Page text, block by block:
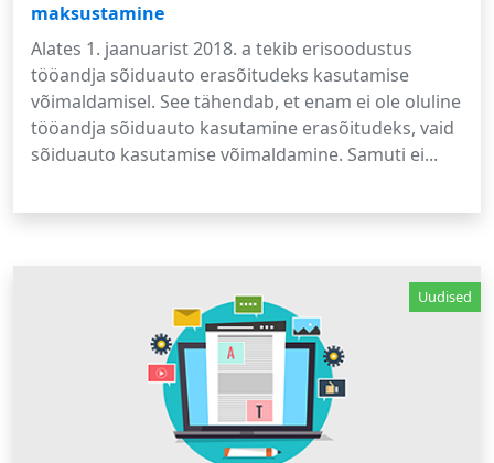
maksustamine
Alates 1. jaanuarist 2018. a tekib erisoodustus
tööandja sõiduauto erasõitudeks kasutamise
võimaldamisel. See tähendab, et enam ei ole oluline
tööandja sõiduauto kasutamine erasõitudeks, vaid
sõiduauto kasutamise võimaldamine. Samuti ei...
Uudised